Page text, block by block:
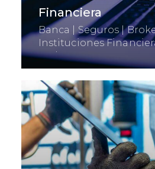
Financiera
Banca | Seguros |
Instituciones
Exchange